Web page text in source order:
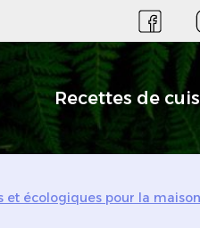
Recettes de
et écologiques pour la maison